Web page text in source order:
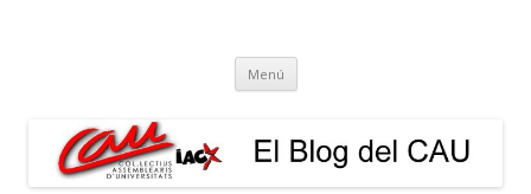
Menú Vés
contingut